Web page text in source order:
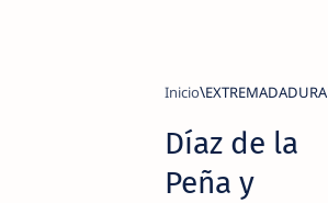
Inicio EXTREMADADURA
Díaz de la
Peña y